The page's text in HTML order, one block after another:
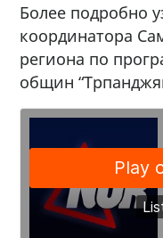
Более подробно
координатора
региона по
общин